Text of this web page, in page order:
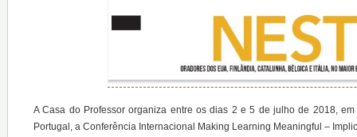
A Casa do Professor organiza entre os dias 2 e 5 de julho de 2018,
Portugal, a Conferência Internacional Making Learning Meaningful –